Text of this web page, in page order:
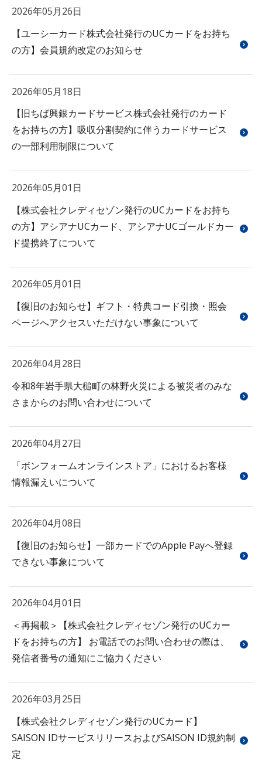
2026年05月26日
【ユーシーカード株式会社発行のUCカードをお持ち
の方】会員規約改定のお知らせ
2026年05月18日
【旧ちば興銀カードサービス株式会社発行のカード
をお持ちの方】吸収分割契約に伴うカードサービス
の一部利用制限について
2026年05月01日
【株式会社クレディセゾン発行のUCカードをお持ち
の方】アシアナUCカード、アシアナUCゴールドカー
ド提携終了について
2026年05月01日
【復旧のお知らせ】ギフト・特典コード引換・照会
ページへアクセスいただけない事象について
2026年04月28日
令和8年岩手県大槌町の林野火災による被災者のみな
さまからのお問い合わせについて
2026年04月27日
「ボンフォームオンラインストア」におけるお客様
情報漏えいについて
2026年04月08日
【復旧のお知らせ】一部カードでのApple Payへ登録
できない事象について
2026年04月01日
＜再掲載＞【株式会社クレディセゾン発行のUCカー
ドをお持ちの方】 お電話でのお問い合わせの際は、
発信者番号の通知にご協力ください
2026年03月25日
【株式会社クレディセゾン発行のUCカード】
SAISON IDサービスリリースおよびSAISON ID規約制
定